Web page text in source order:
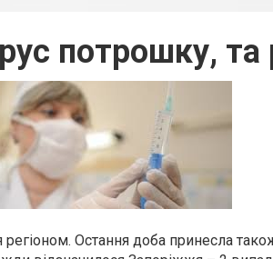
потрошку, та
Остання доба принесла